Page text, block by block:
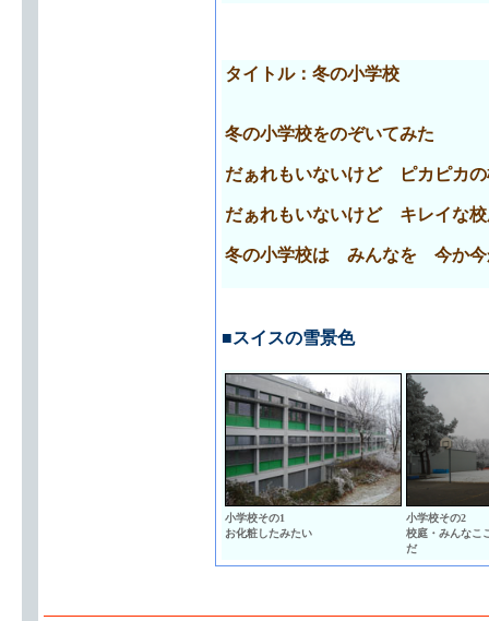
タイトル：冬の小学校
冬の小学校をのぞいてみた
だぁれもいないけど ピカピカの
だぁれもいないけど キレイな校
冬の小学校は みんなを 今か今
■スイスの雪景色
小学校その1
お化粧したみたい
小学校その2
校庭・みんなこ
だ